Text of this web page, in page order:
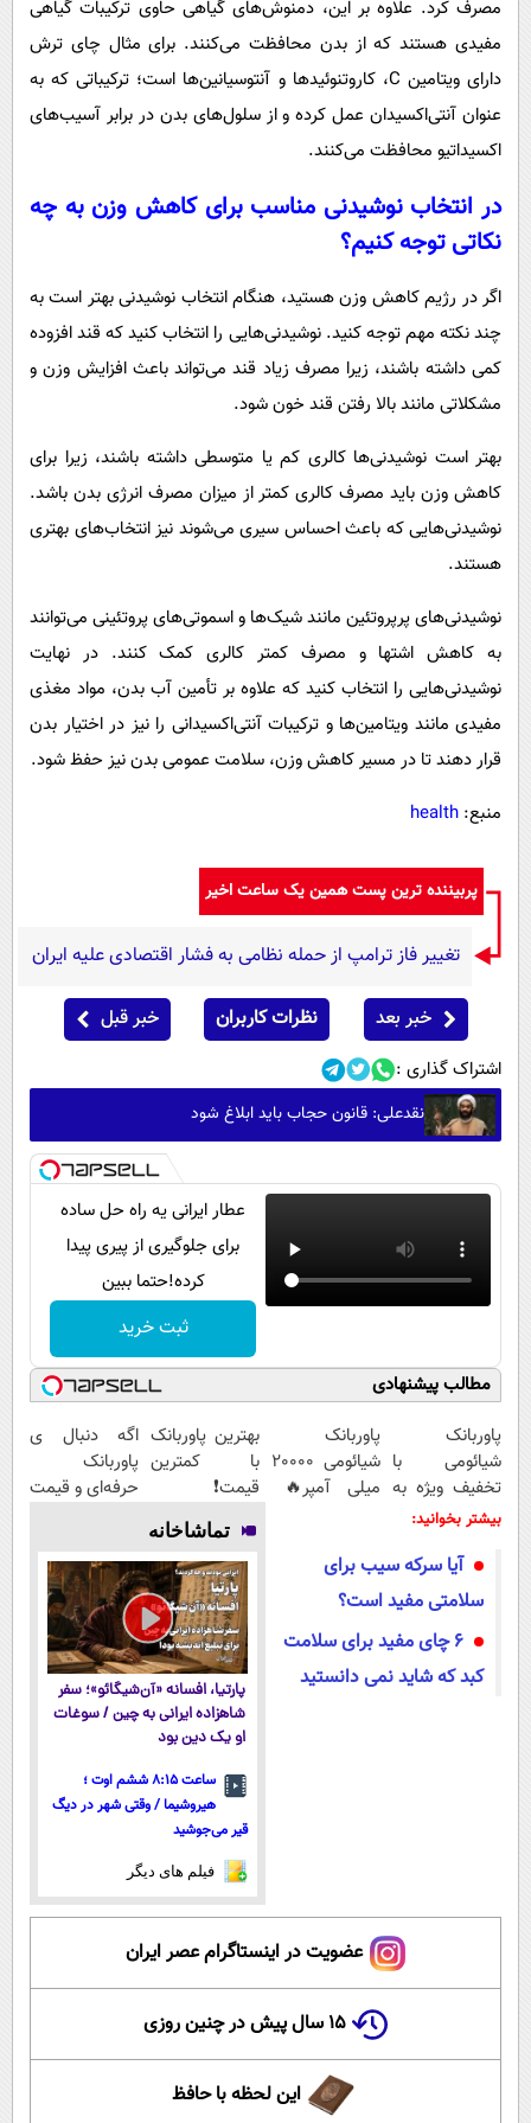
مصرف کرد. علاوه بر این، دمنوش‌های گیاهی حاوی ترکیبات گیاهی
مفیدی هستند که از بدن محافظت می‌کنند. برای مثال چای ترش
دارای ویتامین C، کاروتنوئیدها و آنتوسیانین‌ها است؛ ترکیباتی که به
عنوان آنتی‌اکسیدان عمل کرده و از سلول‌های بدن در برابر آسیب‌های
اکسیداتیو محافظت می‌کنند.
در انتخاب نوشیدنی مناسب برای کاهش وزن به چه
نکاتی توجه کنیم؟
اگر در رژیم کاهش وزن هستید، هنگام انتخاب نوشیدنی بهتر است به
چند نکته مهم توجه کنید. نوشیدنی‌هایی را انتخاب کنید که قند افزوده
کمی داشته باشند، زیرا مصرف زیاد قند می‌تواند باعث افزایش وزن و
مشکلاتی مانند بالا رفتن قند خون شود.
بهتر است نوشیدنی‌ها کالری کم یا متوسطی داشته باشند، زیرا برای
کاهش وزن باید مصرف کالری کمتر از میزان مصرف انرژی بدن باشد.
نوشیدنی‌هایی که باعث احساس سیری می‌شوند نیز انتخاب‌های بهتری
هستند.
نوشیدنی‌های پرپروتئین مانند شیک‌ها و اسموتی‌های پروتئینی می‌توانند
به کاهش اشتها و مصرف کمتر کالری کمک کنند. در نهایت
نوشیدنی‌هایی را انتخاب کنید که علاوه بر تأمین آب بدن، مواد مغذی
مفیدی مانند ویتامین‌ها و ترکیبات آنتی‌اکسیدانی را نیز در اختیار بدن
قرار دهند تا در مسیر کاهش وزن، سلامت عمومی بدن نیز حفظ شود.
منبع: health
پربیننده ترین پست همین یک ساعت اخیر
تغییر فاز ترامپ از حمله نظامی به فشار اقتصادی علیه ایران
خبر بعد نظرات کاربران خبر قبل
اشتراک گذاری :
نقدعلی: قانون حجاب باید ابلاغ شود
عطار ایرانی یه راه حل ساده
برای جلوگیری از پیری پیدا
کرده!حتما ببین
ثبت خرید
مطالب پیشنهادی
پاوربانک
شیائومی با
تخفیف ویژه به
مدت محدود🔥
پاوربانک
شیائومی 2۰۰۰۰
میلی آمپر🔥
منزل)
بهترین پاوربانک
با کمترین
قیمت❗
اگه دنبال ی
پاوربانک
حرفه‌ای و قیمت
👌🏻
بیشتر بخوانید:
آیا سرکه سیب برای
سلامتی مفید است؟
۶ چای مفید برای سلامت
کبد که شاید نمی دانستید
تماشاخانه
پارتیا، افسانه «آن‌شیگائو»؛ سفر
شاهزاده ایرانی به چین / سوغات
او یک دین بود
ساعت ۸:۱۵ ششم اوت ؛
هیروشیما / وقتی شهر در دیگ
قیر می‌جوشید
فیلم های دیگر
عضویت در اینستاگرام عصر ایران
۱۵ سال پیش در چنین روزی
این لحظه با حافظ